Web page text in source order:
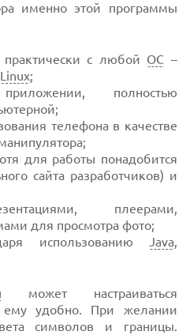
именно этой программы
с любой ОС –
Linux;
полностью
телефона в качестве
для работы понадобится
сайта разработчиков) и
плеерами,
для просмотра фото;
использованию Java,
может настраиваться
ему удобно. При желании
символов и границы.